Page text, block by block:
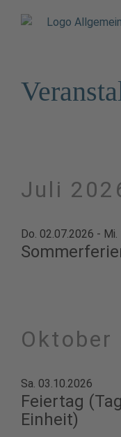
Juli
Do. 02.07.2026 -
Oktober
Sa. 03.10.2026
Feiertag
Einheit)